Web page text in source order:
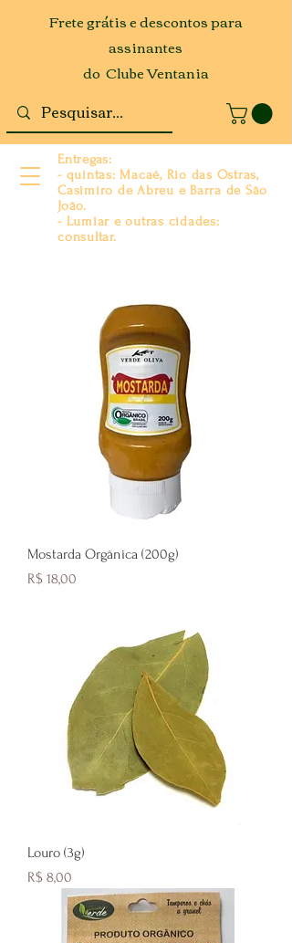
Frete grátis e descontos para
assinantes
do Clube Ventania
Entregas:
- quintas: Macaé, Rio das Ostras,
Casimiro de Abreu e Barra de São
João.
- Lumiar e outras cidades:
consultar.
Mostarda Orgânica (200g)
Preço
R$ 18,00
Louro (3g)
Preço
R$ 8,00